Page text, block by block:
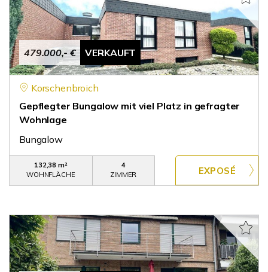
479.000,- € VERKAUFT
Korschenbroich
Gepflegter Bungalow mit viel Platz in gefragter
Wohnlage
Bungalow
132,38 m²
WOHNFLÄCHE
4
ZIMMER